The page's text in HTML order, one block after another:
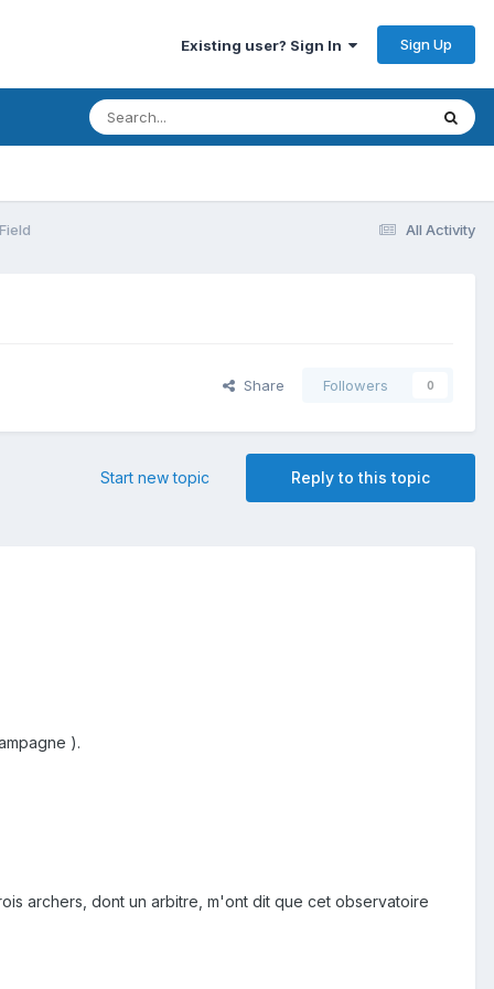
Existing user? Sign In Sign Up
All Activity
Share Followers 0
Reply to this topic
Start new topic
).
archers, dont un arbitre, m'ont dit que cet observatoire